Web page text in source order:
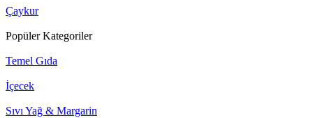
Çaykur
Popüler Kategoriler
Temel Gıda
İçecek
Sıvı Yağ & Margarin